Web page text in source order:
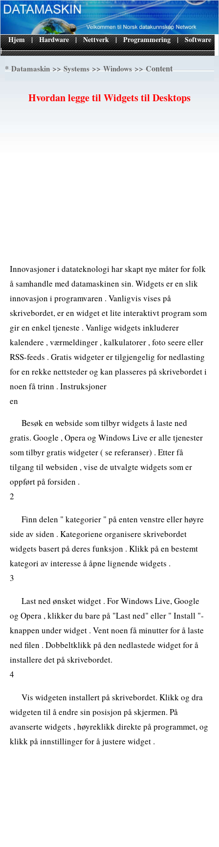
|
Hjem | Hardware | Nettverk | Programmering | Software
*Datamaskin>>Systems>>Windows>> Content
Hvordan legge til Widgets til Desktops
Innovasjoner i datateknologi har skapt nye måter for folk
å samhandle med datamaskinen sin. Widgets er en slik
innovasjon i programvaren . Vanligvis vises på
skrivebordet, er en widget et lite interaktivt program som
gir en enkel tjeneste . Vanlige widgets inkluderer
kalendere , værmeldinger , kalkulatorer , foto seere eller
RSS-feeds . Gratis widgeter er tilgjengelig for nedlasting
for en rekke nettsteder og kan plasseres på skrivebordet i
noen få trinn . Instruksjoner
en
Besøk en webside som tilbyr widgets å laste ned
gratis. Google , Opera og Windows Live er alle tjenester
som tilbyr gratis widgeter ( se referanser) . Etter få
tilgang til websiden , vise de utvalgte widgets som er
oppført på forsiden .
2
Finn delen " kategorier " på enten venstre eller høyre
side av siden . Kategoriene organisere skrivebordet
widgets basert på deres funksjon . Klikk på en bestemt
kategori av interesse å åpne lignende widgets .
3
Last ned ønsket widget . For Windows Live, Google
og Opera , klikker du bare på "Last ned" eller " Install "-
knappen under widget . Vent noen få minutter for å laste
ned filen . Dobbeltklikk på den nedlastede widget for å
installere det på skrivebordet.
4
Vis widgeten installert på skrivebordet. Klikk og dra
widgeten til å endre sin posisjon på skjermen. På
avanserte widgets , høyreklikk direkte på programmet, og
klikk på innstillinger for å justere widget .